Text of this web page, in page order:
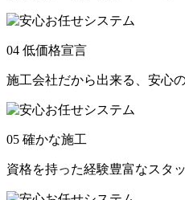
04 低価格宣言
施工会社だから出来る、安心
05 確かな施工
資格を持った経験豊富なスタ